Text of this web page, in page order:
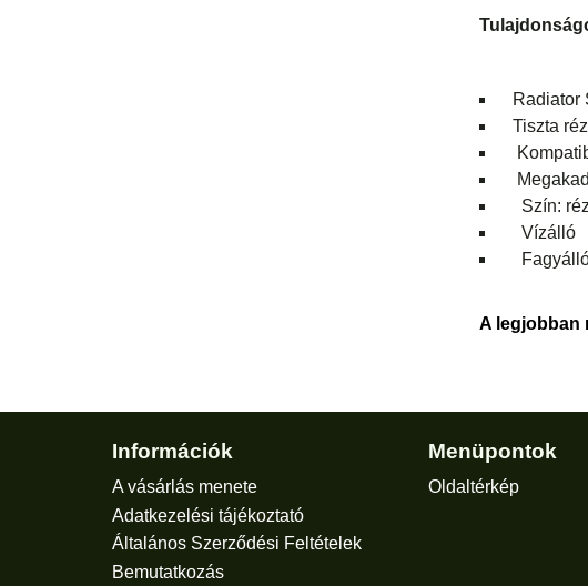
Radiator
Tiszta
Szín:
Vízálló
Fagyálló
A legjobban
Információk
A vásárlás menete
Adatkezelési tájékoztató
Általános Szerződési Feltételek
Bemutatkozás
Menüpontok
Oldaltérkép